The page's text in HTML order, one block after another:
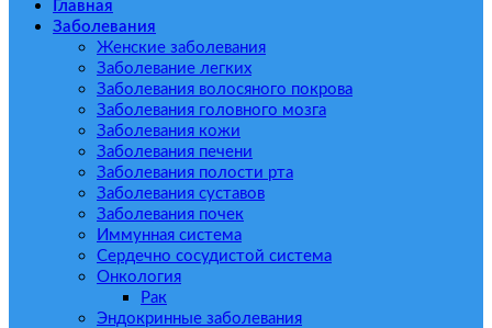
Главная
Заболевания
Женские заболевания
Заболевание легких
Заболевания волосяного покрова
Заболевания головного мозга
Заболевания кожи
Заболевания печени
Заболевания полости рта
Заболевания суставов
Заболевания почек
Иммунная система
Сердечно сосудистой система
Онкология
Рак
Эндокринные заболевания